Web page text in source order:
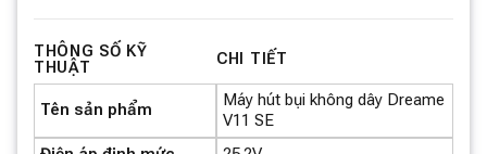
Loại pin: Li-ion
Dung tích hộp bụi: 0,5L
Tiếng ồn tối đa: 72 dB
THÔNG SỐ KỸ
THUẬT
CHI TIẾT
Tên sản phẩm
Máy hút bụi không dây Dreame
V11 SE